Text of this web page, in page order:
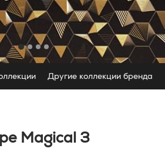
Другие коллекции бренда
Magical 3